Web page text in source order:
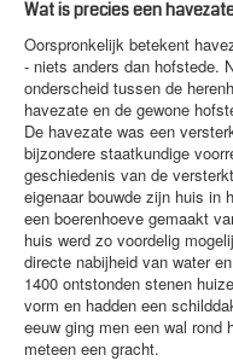
Wat is precies een
Oorspronkelijk betekent
- niets anders dan hofstede.
onderscheid tussen de
havezate en de gewone
De havezate was een
bijzondere staatkundige
geschiedenis van de
eigenaar bouwde zijn huis in
een boerenhoeve gemaakt
huis werd zo voordelig
directe nabijheid van water
1400 ontstonden stenen
vorm en hadden een
eeuw ging men een wal rond
meteen een gracht.